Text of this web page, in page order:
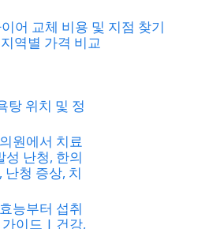
어 교체 비용 및 지점 찾기
역별 가격 비교
탕 위치 및 정
원에서 치료
난청, 한의
난청 증상, 치
능부터 섭취
이드 | 건강,